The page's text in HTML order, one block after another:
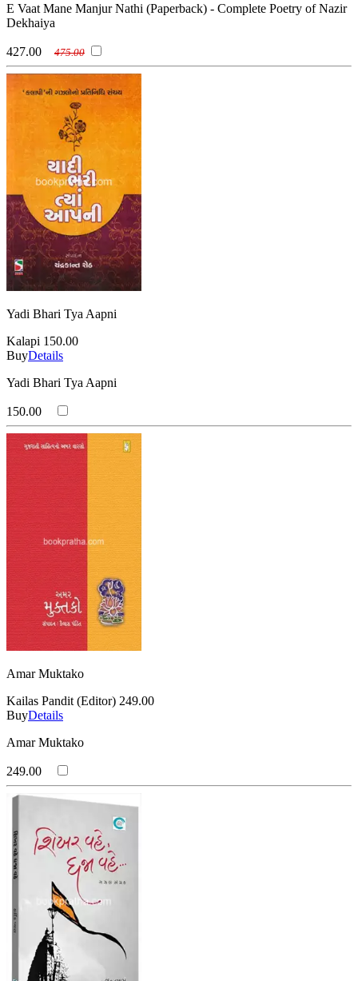
E Vaat Mane Manjur Nathi (Paperback) - Complete Poetry of Nazir
Dekhaiya
427.00 475.00
Yadi Bhari Tya Aapni
Kalapi 150.00
BuyDetails
Yadi Bhari Tya Aapni
150.00
Amar Muktako
Kailas Pandit (Editor) 249.00
BuyDetails
Amar Muktako
249.00